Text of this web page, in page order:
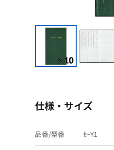
仕様・サイズ
品番/型番 ｾｰY1